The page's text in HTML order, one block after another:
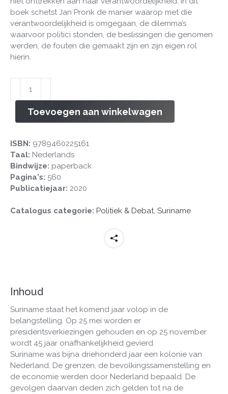
boek schetst Jan Pronk de manier waarop met die
verantwoordelijkheid is omgegaan, de dilemma’s
waarvoor politici stonden, de beslissingen die genomen
werden, de fouten die gemaakt zijn en zijn eigen rol
hierin.
aantal
Toevoegen aan winkelwagen
ISBN: 9789460225161
Taal: Nederlands
Bindwijze: paperback
Pagina's: 560
Publicatiejaar: 2020
Catalogus categorie: Politiek & Debat, Suriname
Inhoud
Suriname staat het komend jaar volop in de
belangstelling. Op 25 mei worden er
presidentsverkiezingen gehouden en op 25 november
wordt 45 jaar onafhankelijkheid gevierd.
Suriname was bijna driehonderd jaar een kolonie van
Nederland. De grenzen, de bevolkingssamenstelling en
de economie werden door Nederland bepaald. De
gevolgen daarvan deden zich gelden tot na de